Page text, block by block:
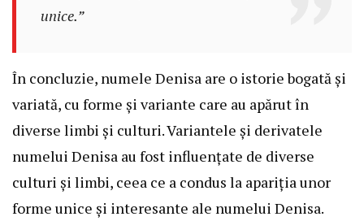
unice.”
În concluzie, numele Denisa are o istorie bogată și
variată, cu forme și variante care au apărut în
diverse limbi și culturi. Variantele și derivatele
numelui Denisa au fost influențate de diverse
culturi și limbi, ceea ce a condus la apariția unor
forme unice și interesante ale numelui Denisa.